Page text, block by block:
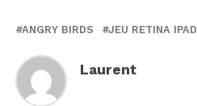
ANGRY BIRDS JEU RETINA IPAD
Laurent